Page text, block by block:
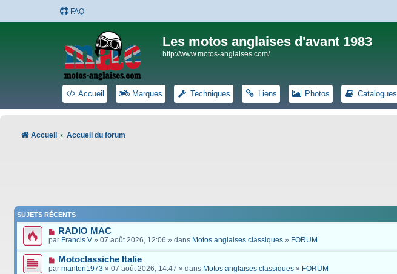
FAQ
Les motos anglaises d'avant 1983
http://www.motos-anglaises.com/
Accueil Marques Techniques Liens Photos Catalogues
Accueil Accueil du forum
SUJETS RÉCENTS
RADIO MAC
par Francis V » 07 août 2026, 12:06 » dans Motos anglaises classiques » FORUM
Motoclassiche Italie
par manton1973 » 07 août 2026, 14:47 » dans Motos anglaises classiques » FORUM